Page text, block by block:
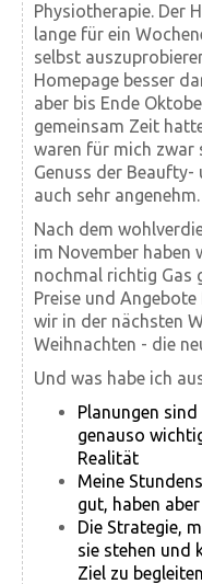
Physiotherapie. Der
lange für ein
selbst
Homepage besser
aber bis Ende
gemeinsam Zeit
waren für mich zwar
Genuss der Beaufty-
auch sehr angenehm.
Nach dem
im November haben
nochmal richtig Gas
Preise und
wir in der nächsten
Weihnachten - die
Und was habe ich
Planungen
genauso
Realität
Meine
gut, haben
Die Strategie,
sie stehen und
Ziel zu